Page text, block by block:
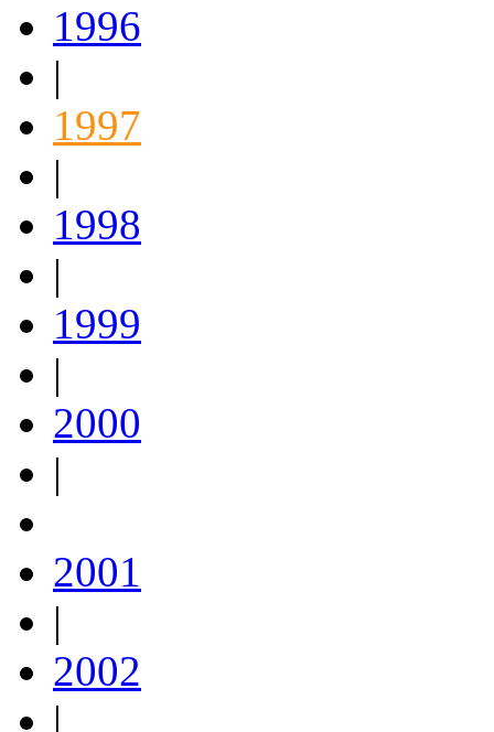
1996
|
1997
|
1998
|
1999
|
2000
|
2001
|
2002
|